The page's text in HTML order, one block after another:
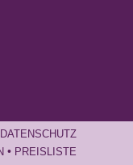
DATENSCHUTZ
• PREISLISTE